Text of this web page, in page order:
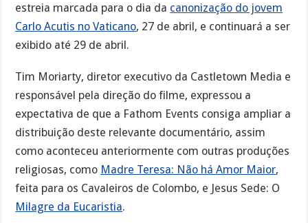
estreia marcada para o dia da canonização do jovem
Carlo Acutis no Vaticano, 27 de abril, e continuará a ser
exibido até 29 de abril.
Tim Moriarty, diretor executivo da Castletown Media e
responsável pela direção do filme, expressou a
expectativa de que a Fathom Events consiga ampliar a
distribuição deste relevante documentário, assim
como aconteceu anteriormente com outras produções
religiosas, como Madre Teresa: Não há Amor Maior,
feita para os Cavaleiros de Colombo, e Jesus Sede: O
Milagre da Eucaristia.